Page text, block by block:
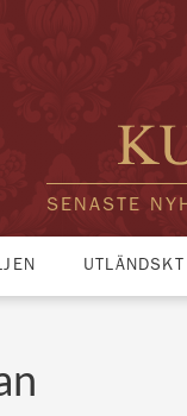
SENASTE
UTLÄNDSKT